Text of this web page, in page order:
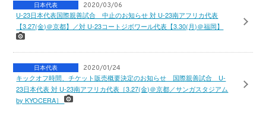
日本代表 2020/03/06
U-23日本代表国際親善試合 中止のお知らせ 対 U-23南アフリカ代表
【3.27(金)＠京都】／対 U-23コートジボワール代表【3.30(月)＠福岡】
日本代表 2020/01/24
キックオフ時間、チケット販売概要決定のお知らせ 国際親善試合 U-
23日本代表 対 U-23南アフリカ代表［3.27(金)＠京都／サンガスタジアム
by KYOCERA］